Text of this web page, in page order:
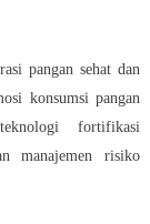
pangan sehat dan
konsumsi pangan
fortifikasi
manajemen risiko